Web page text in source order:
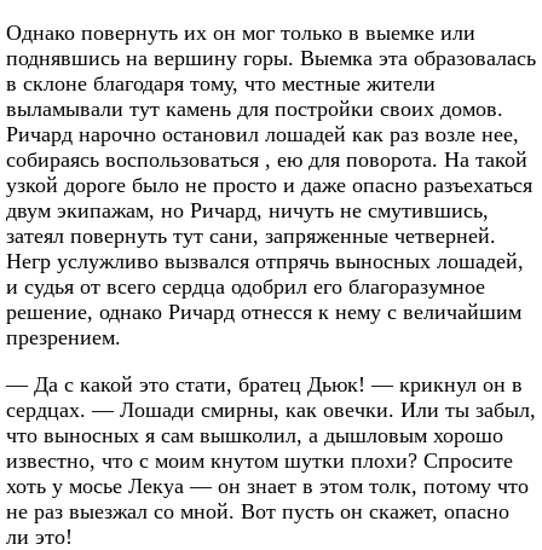
Однако повернуть их он мог только в выемке или
поднявшись на вершину горы. Выемка эта образовалась
в склоне благодаря тому, что местные жители
выламывали тут камень для постройки своих домов.
Ричард нарочно остановил лошадей как раз возле нее,
собираясь воспользоваться , ею для поворота. На такой
узкой дороге было не просто и даже опасно разъехаться
двум экипажам, но Ричард, ничуть не смутившись,
затеял повернуть тут сани, запряженные четверней.
Негр услужливо вызвался отпрячь выносных лошадей,
и судья от всего сердца одобрил его благоразумное
решение, однако Ричард отнесся к нему с величайшим
презрением.
— Да с какой это стати, братец Дьюк! — крикнул он в
сердцах. — Лошади смирны, как овечки. Или ты забыл,
что выносных я сам вышколил, а дышловым хорошо
известно, что с моим кнутом шутки плохи? Спросите
хоть у мосье Лекуа — он знает в этом толк, потому что
не раз выезжал со мной. Вот пусть он скажет, опасно
ли это!